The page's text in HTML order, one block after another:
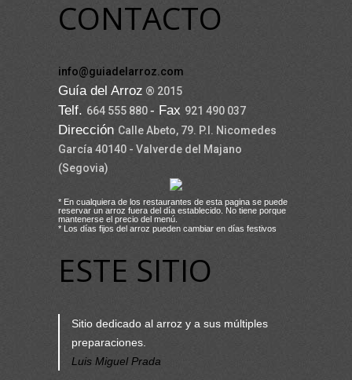
CONTACTO
info@guiadelarroz.com
Guía del Arroz ® 2015
Telf. 664 555 880- Fax 921 490 037
Dirección Calle Abeto, 79. P.I. Nicomedes
García 40140 - Valverde del Majano
(Segovia)
* En cualquiera de los restaurantes de esta pagina se puede
reservar un arroz fuera del día establecido. No tiene porque
mantenerse el precio del menú.
* Los días fijos del arroz pueden cambiar en días festivos
ESTE SITIO
Sitio dedicado al arroz y a sus múltiples
preparaciones.
Luis Miguel Prada